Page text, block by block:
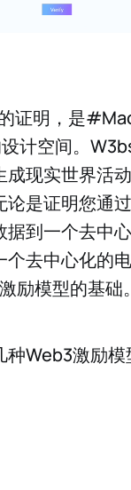
证明，是
计空间。
现实世界活
论是证明您通
到一个去中
个去中心化的
模型的基础。
Web3激励